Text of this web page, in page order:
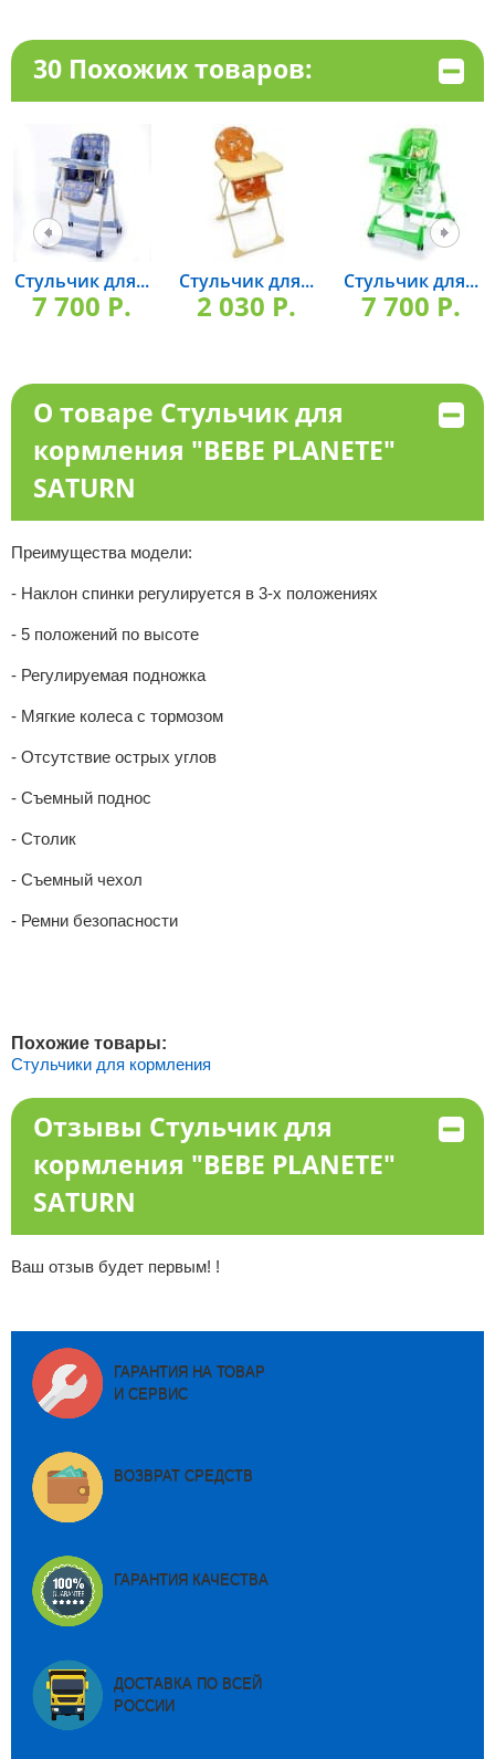
30 Похожих товаров:
Стульчик для...
7 700 P.
Стульчик для...
2 030 P.
Стульчик для...
7 700 P.
О товаре Стульчик для
кормления "BEBE PLANETE"
SATURN
Преимущества модели:
- Наклон спинки регулируется в 3-х положениях
- 5 положений по высоте
- Регулируемая подножка
- Мягкие колеса с тормозом
- Отсутствие острых углов
- Съемный поднос
- Столик
- Съемный чехол
- Ремни безопасности
Похожие товары:
Стульчики для кормления
Отзывы Стульчик для
кормления "BEBE PLANETE"
SATURN
Ваш отзыв будет первым! !
ГАРАНТИЯ НА ТОВАР
И СЕРВИС
ВОЗВРАТ СРЕДСТВ
ГАРАНТИЯ КАЧЕСТВА
ДОСТАВКА ПО ВСЕЙ
РОССИИ